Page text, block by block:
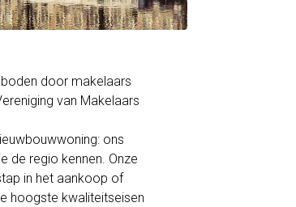
door makelaars
van Makelaars
ons
de regio kennen. Onze
in het aankoop of
hoogste kwaliteitseisen